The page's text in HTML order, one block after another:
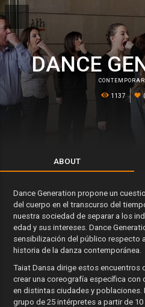
DANCE
1137
ABOUT
Dance Generation propone un
del cuerpo en el transcurso del
nuestra sociedad de separar a los
edad y sus intereses. Dance
sensibilización del público respecto
historia de la danza contemporánea.
Taiat Dansa dirige estos encuentros
crear una coreografía específica
en distintas ciudades y poblaciones.
grupo de 25 intérpretes a partir de